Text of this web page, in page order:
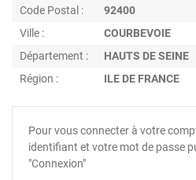
Code Postal :
92400
Ville :
COURBEVOIE
Département :
HAUTS DE SEINE
Région :
ILE DE FRANCE
Pour vous connecter à votre
identifiant et votre mot de passe
"Connexion"